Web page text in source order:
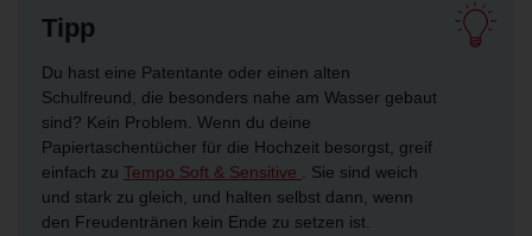
Tipp
Du hast eine Patentante oder einen alten
Schulfreund, die besonders nahe am Wasser gebaut
sind? Kein Problem. Wenn du deine
Papiertaschentücher für die Hochzeit besorgst, greif
einfach zu Tempo Soft & Sensitive
. Sie sind weich
und stark zu gleich, und halten selbst dann, wenn
den Freudentränen kein Ende zu setzen ist.